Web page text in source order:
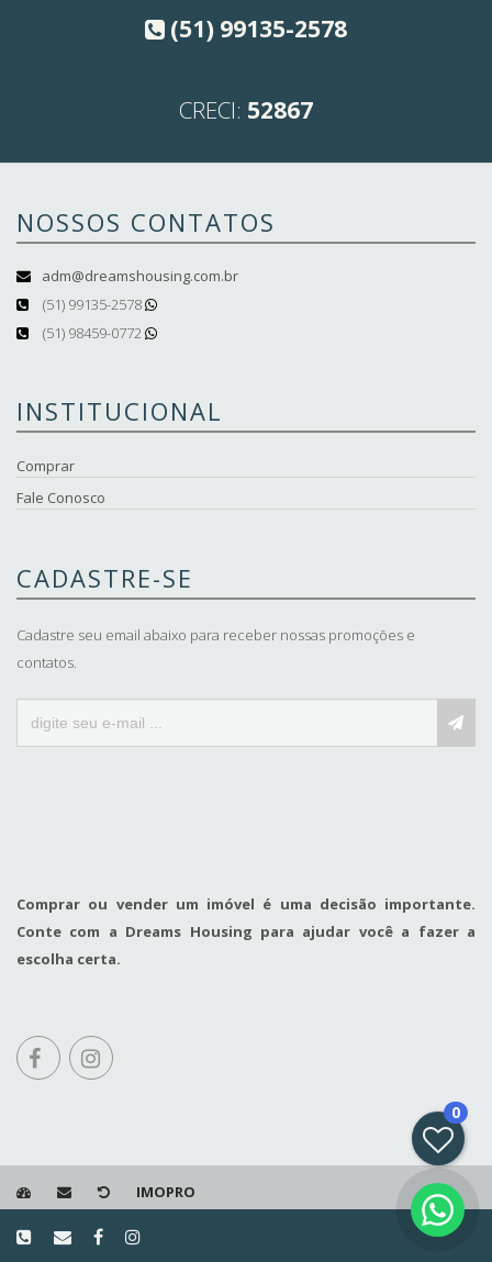
(51) 99135-2578
CRECI: 52867
NOSSOS CONTATOS
adm@dreamshousing.com.br
(51) 99135-2578
(51) 98459-0772
INSTITUCIONAL
Comprar
Fale Conosco
CADASTRE-SE
Cadastre seu email abaixo para receber nossas promoções e
contatos.
Comprar ou vender um imóvel é uma decisão importante.
Conte com a Dreams Housing para ajudar você a fazer a
escolha certa.
IMOPRO
0